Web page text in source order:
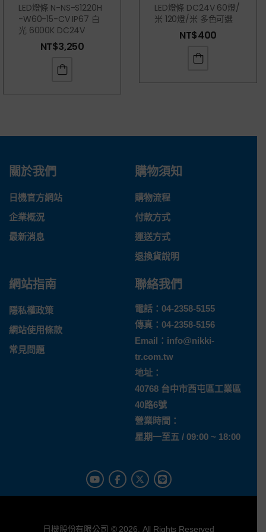
LED燈條 N-NS-S1220H
-W60-15-CV IP67 白
光 6000K DC24V
NT$3,250
LED燈條 DC24V 60燈/
米 120燈/米 多色可選
NT$400
關於我們
日機官方網站
企業概況
最新消息
購物須知
購物流程
付款方式
運送方式
退換貨說明
網站指南
隱私權政策
網站使用條款
常見問題
聯絡我們
電話： 04-2358-5155
傳真：04-2358-5156
Email： info@nikki-
tr.com.tw
地址：
40768 台中市西屯區工業區
40路6號
營業時間：
星期一至五 / 09:00 ~ 18:00
日機股份有限公司 © 2026. All Rights Reserved